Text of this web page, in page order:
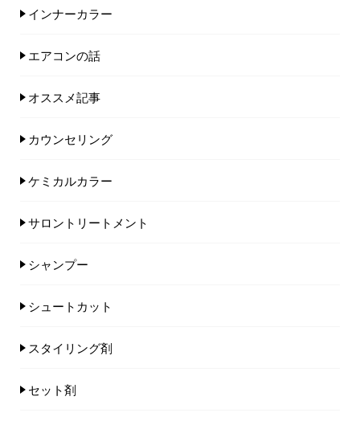
インナーカラー
エアコンの話
オススメ記事
カウンセリング
ケミカルカラー
サロントリートメント
シャンプー
シュートカット
スタイリング剤
セット剤